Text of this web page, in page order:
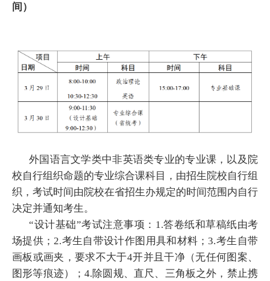
间）
外国语言文学类中非英语类专业的专业课，以及院
校自行组织命题的专业综合课科目，由招生院校自行组
织，考试时间由院校在省招生办规定的时间范围内自行
决定并通知考生。
“设计基础”考试注意事项：1.答卷纸和草稿纸由考
场提供；2.考生自带设计作图用具和材料；3.考生自带
画板或画夹，要求不大于4开并且干净（无任何图案、
图形等痕迹）；4.除圆规、直尺、三角板之外，禁止携